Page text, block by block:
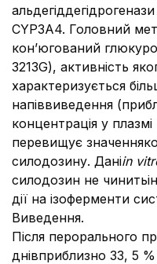
CYP3A4. Головний
кон’югований
3213G), активність
характеризується
напіввиведення
концентрація у
перевищує
силодозину. Даніin
силодозин не
дії на ізоферменти
Виведення.
Після перорального
днівприблизно 33, 5